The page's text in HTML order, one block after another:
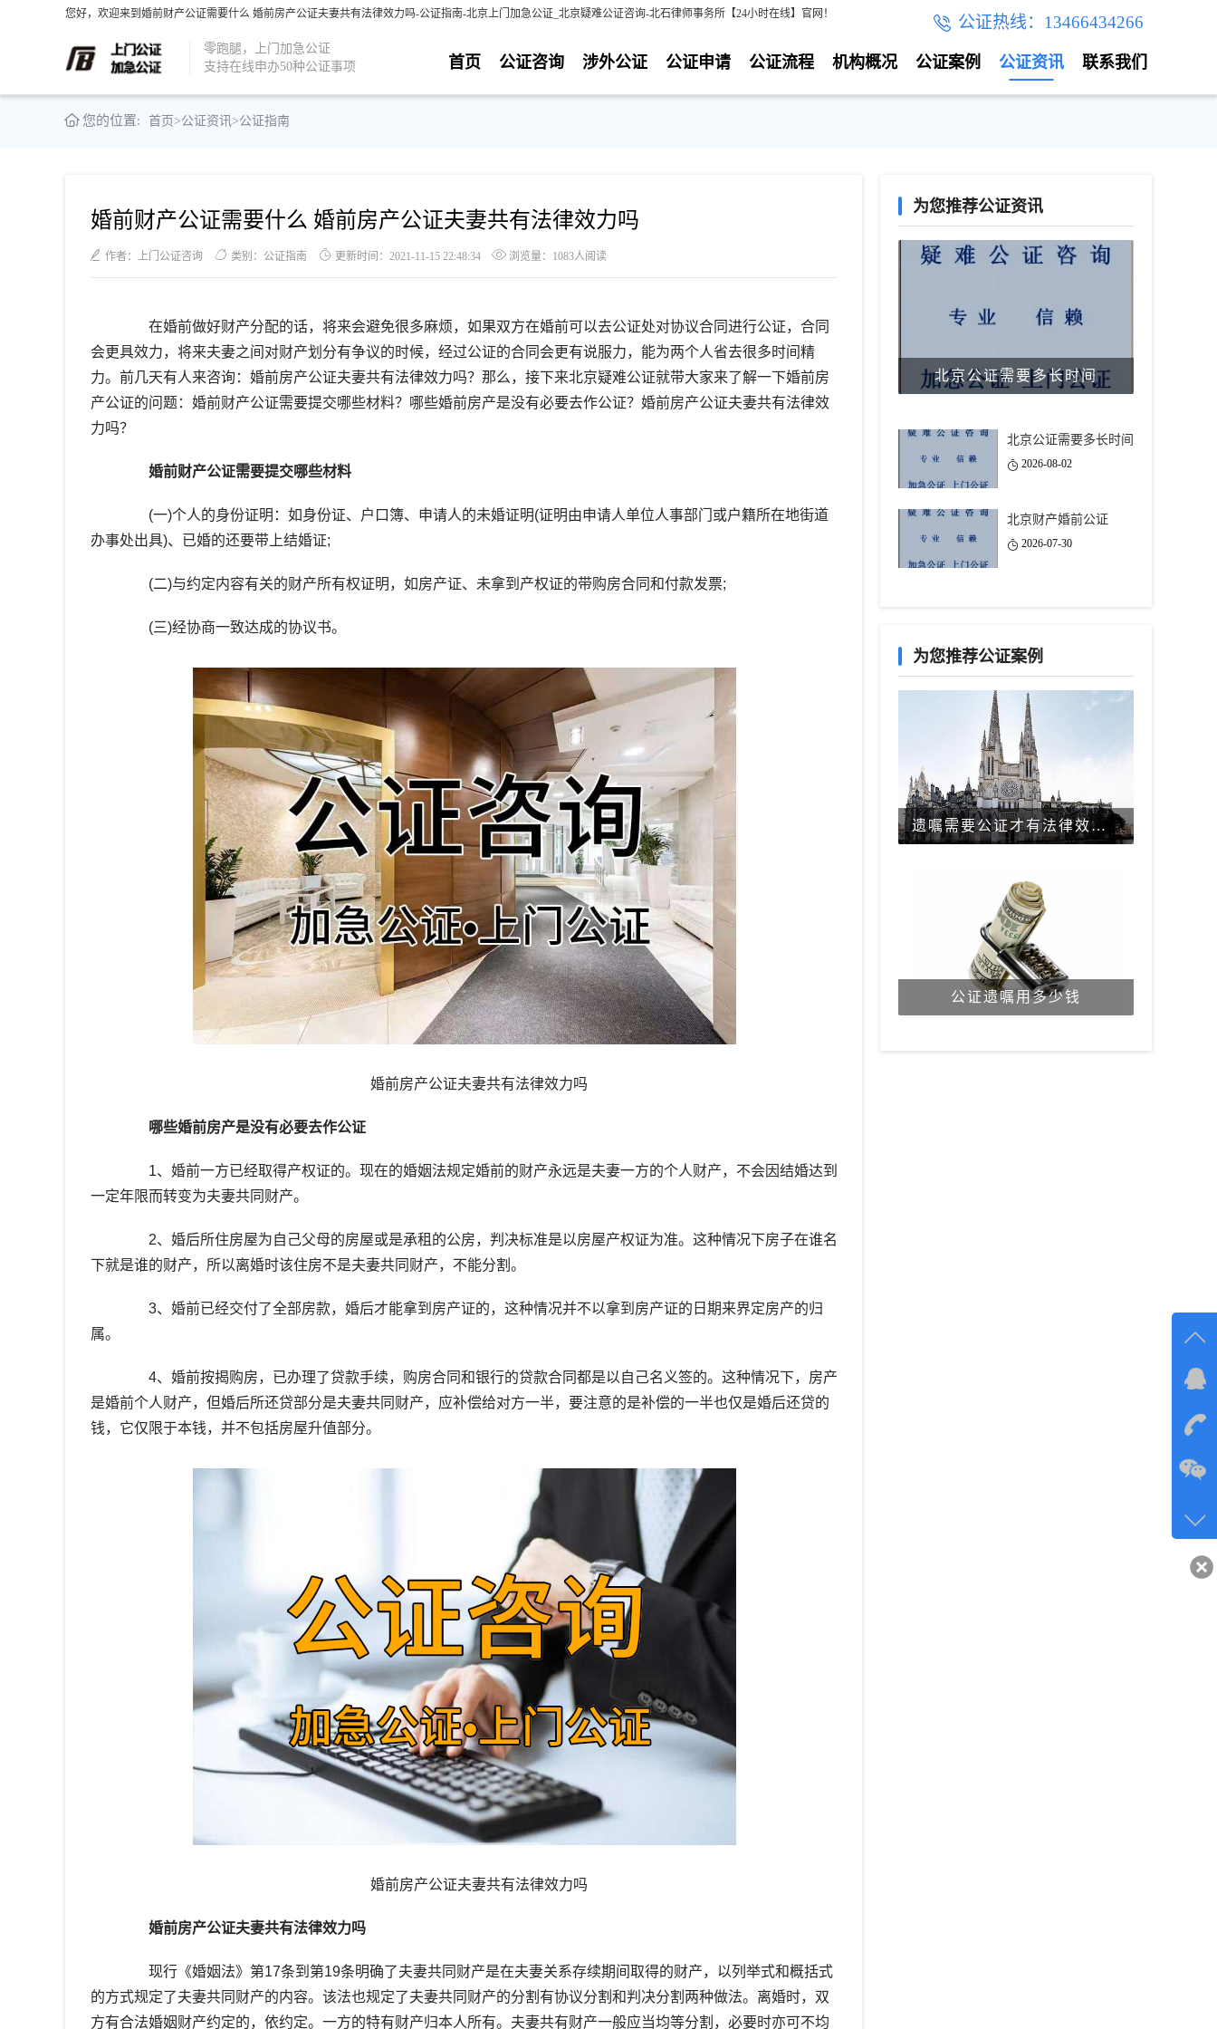
您好，欢迎来到婚前财产公证需要什么 婚前房产公证夫妻共有法律效力吗-公证指南-北京上门加急公证_北京疑难公证咨询-北石律师事务所【24小时在线】官网！ 公证热线：13466434266
零跑腿，上门加急公证
支持在线申办50种公证事项
联系我们
公证资讯
公证案例
机构概况
公证流程
公证申请
涉外公证
公证咨询
首页
您的位置: 首页>公证资讯>公证指南
婚前财产公证需要什么 婚前房产公证夫妻共有法律效力吗
作者：上门公证咨询 类别：公证指南 更新时间：2021-11-15 22:48:34 浏览量：1083人阅读
在婚前做好财产分配的话，将来会避免很多麻烦，如果双方在婚前可以去公证处对协议合同进行公证，合同
会更具效力，将来夫妻之间对财产划分有争议的时候，经过公证的合同会更有说服力，能为两个人省去很多时间精
力。前几天有人来咨询：婚前房产公证夫妻共有法律效力吗？那么，接下来北京疑难公证就带大家来了解一下婚前房
产公证的问题：婚前财产公证需要提交哪些材料？哪些婚前房产是没有必要去作公证？婚前房产公证夫妻共有法律效
力吗？
婚前财产公证需要提交哪些材料
(一)个人的身份证明：如身份证、户口簿、申请人的未婚证明(证明由申请人单位人事部门或户籍所在地街道
办事处出具)、已婚的还要带上结婚证;
(二)与约定内容有关的财产所有权证明，如房产证、未拿到产权证的带购房合同和付款发票;
(三)经协商一致达成的协议书。
婚前房产公证夫妻共有法律效力吗
哪些婚前房产是没有必要去作公证
1、婚前一方已经取得产权证的。现在的婚姻法规定婚前的财产永远是夫妻一方的个人财产，不会因结婚达到
一定年限而转变为夫妻共同财产。
2、婚后所住房屋为自己父母的房屋或是承租的公房，判决标准是以房屋产权证为准。这种情况下房子在谁名
下就是谁的财产，所以离婚时该住房不是夫妻共同财产，不能分割。
3、婚前已经交付了全部房款，婚后才能拿到房产证的，这种情况并不以拿到房产证的日期来界定房产的归
属。
4、婚前按揭购房，已办理了贷款手续，购房合同和银行的贷款合同都是以自己名义签的。这种情况下，房产
是婚前个人财产，但婚后所还贷部分是夫妻共同财产，应补偿给对方一半，要注意的是补偿的一半也仅是婚后还贷的
钱，它仅限于本钱，并不包括房屋升值部分。
婚前房产公证夫妻共有法律效力吗
婚前房产公证夫妻共有法律效力吗
现行《婚姻法》第17条到第19条明确了夫妻共同财产是在夫妻关系存续期间取得的财产，以列举式和概括式
的方式规定了夫妻共同财产的内容。该法也规定了夫妻共同财产的分割有协议分割和判决分割两种做法。离婚时，双
方有合法婚姻财产约定的，依约定。一方的特有财产归本人所有。夫妻共有财产一般应当均等分割，必要时亦可不均
为您推荐公证资讯
北京公证需要多长时间
北京公证需要多长时间
2026-08-02
北京财产婚前公证
2026-07-30
为您推荐公证案例
遗嘱需要公证才有法律效力吗？
公证遗嘱用多少钱
在线
咨询
客服